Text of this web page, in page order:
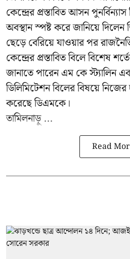
কেন্দ্রের প্রস্তাবিত আসন
অবস্থান স্পষ্ট করে জানিয়ে দিলেন
ছেড়ে বেরিয়ে যাওয়ার পর
কেন্দ্রের প্রস্তাবিত বিলে বিশেষ
জানাতে পারেন এম কে স্ট্যালিন
ডিলিমিটেশন বিলের বিষয়ে
করেছে ডিএমকে।
তামিলনাড়ু ...
Read